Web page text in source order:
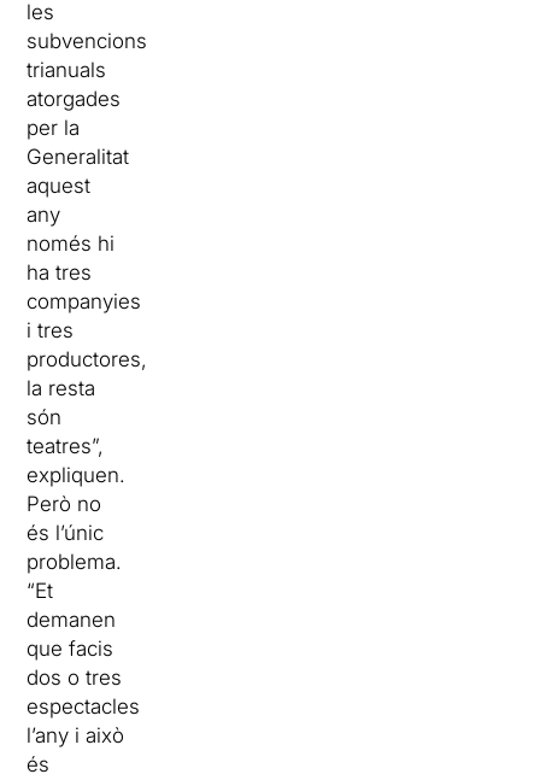
les
subvencions
trianuals
atorgades
per la
Generalitat
aquest
any
només hi
ha tres
companyies
i tres
productores,
la resta
són
teatres”,
expliquen.
Però no
és l’únic
problema.
“Et
demanen
que facis
dos o tres
espectacles
l’any i això
és